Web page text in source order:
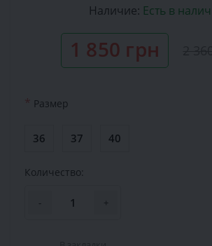
Наличие: Есть в
1 850 грн
* Размер
36 37 40
Количество:
- +